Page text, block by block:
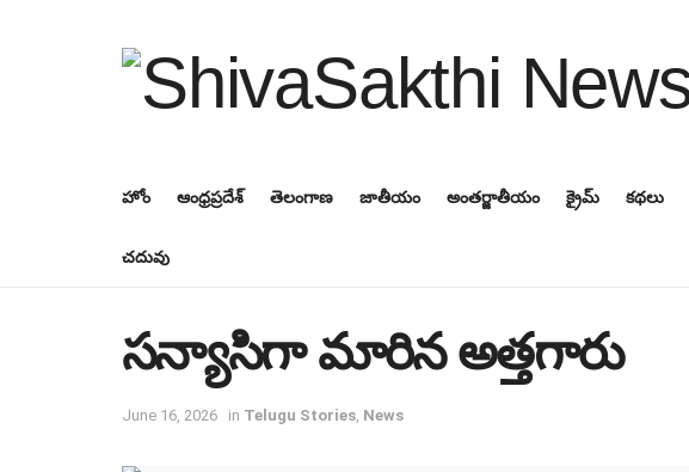
హోం ఆంధ్రప్రదేశ్ తెలంగాణ జాతీయం అంతర్జాతీయం క్రైమ్ కథలు
చదువు
సన్యాసిగా మారిన అత్తగారు
June 16, 2026 in Telugu Stories News